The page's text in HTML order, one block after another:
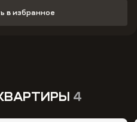
в избранное
4